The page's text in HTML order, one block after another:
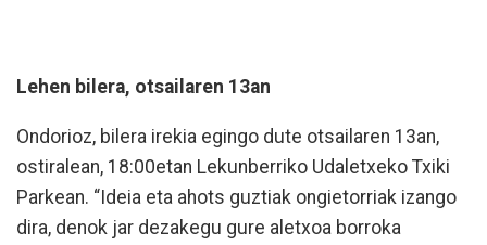
Lehen bilera, otsailaren 13an
Ondorioz, bilera irekia egingo dute otsailaren 13an,
ostiralean, 18:00etan Lekunberriko Udaletxeko Txiki
Parkean. “Ideia eta ahots guztiak ongietorriak izango
dira, denok jar dezakegu gure aletxoa borroka